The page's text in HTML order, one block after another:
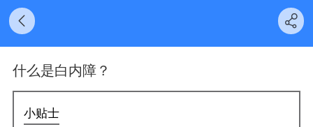
什么是白内障？
小贴士